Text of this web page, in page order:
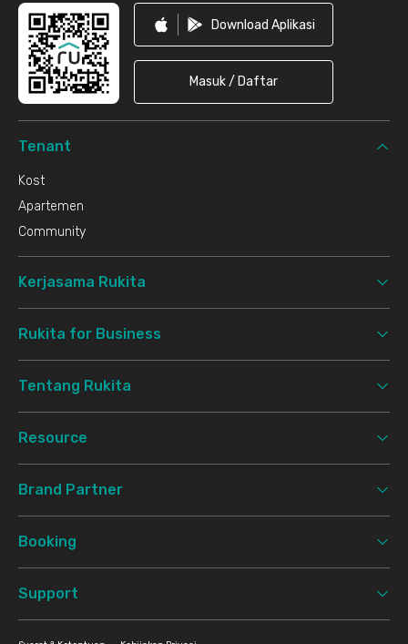
Download Aplikasi
Masuk / Daftar
Tenant
Kost
Apartemen
Community
Kerjasama Rukita
Rukita for Business
Tentang Rukita
Resource
Brand Partner
Booking
Support